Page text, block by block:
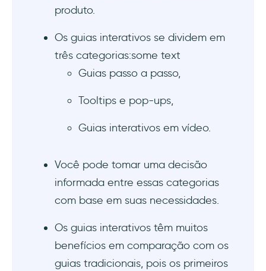
Quais são as melhores ferramentas de guias
produto.
Os guias interativos se dividem em
três categorias:some text
Guias passo a passo,
Tooltips e pop-ups,
Guias interativos em vídeo.
Você pode tomar uma decisão
informada entre essas categorias
com base em suas necessidades.
Os guias interativos têm muitos
benefícios em comparação com os
guias tradicionais, pois os primeiros